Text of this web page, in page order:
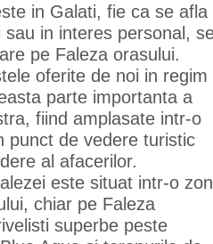
in Galati, fie ca se afla
in interes personal,
pe Faleza orasului.
oferite de noi in regim
parte importanta a
fiind amplasate intr-o
punct de vedere turistic
al afacerilor.
este situat intr-o
chiar pe Faleza
superbe peste